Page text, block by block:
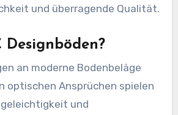
und überragende Qualität.
Designböden?
an moderne Bodenbeläge
optischen Ansprüchen spielen
und